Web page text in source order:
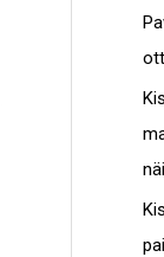
r